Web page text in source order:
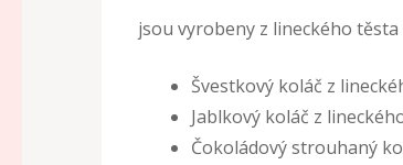
jsou vyrobeny z lineckého
Švestkový koláč z
Jablkový koláč z
Čokoládový strouhaný